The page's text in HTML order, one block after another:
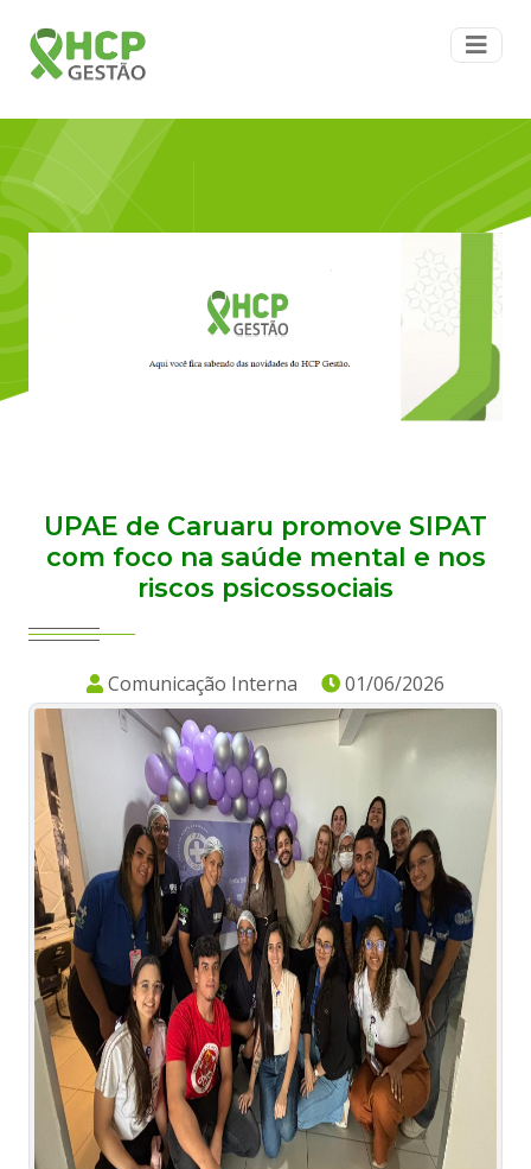
UPAE de Caruaru promove SIPAT
com foco na saúde mental e nos
riscos psicossociais
Comunicação Interna 01/06/2026